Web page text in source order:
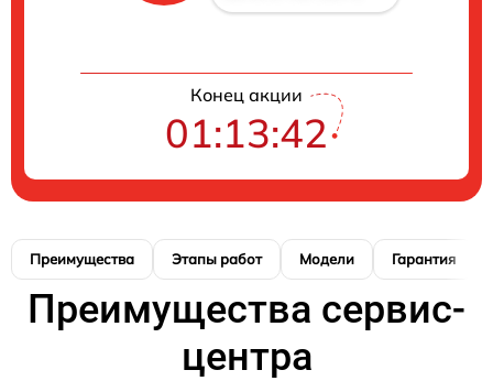
Конец акции
01:13:41
Преимущества Этапы работ Модели Гарантия
Преимущества сервис-
центра